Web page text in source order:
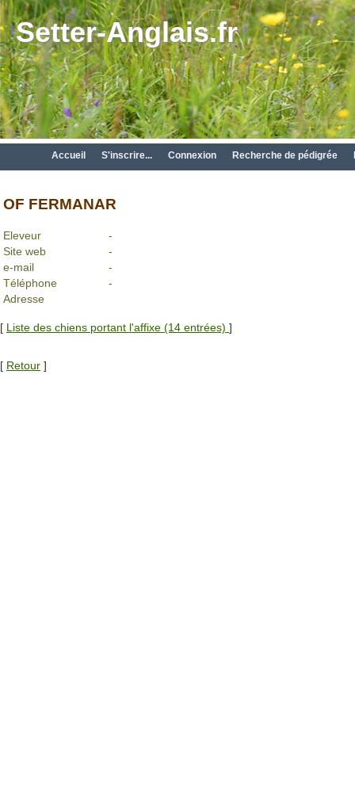
Setter-Anglais.fr
Accueil S'inscrire... Connexion Recherche de pédigrée
OF FERMANAR
Eleveur
-
Site web
-
e-mail
-
Téléphone
-
Adresse
[ Liste des chiens portant l'affixe (14 entrées) ]
[ Retour ]